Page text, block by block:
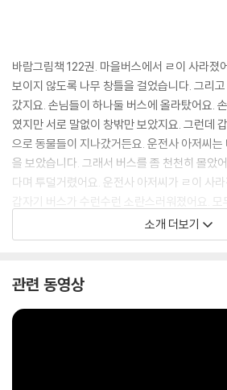
바람그림책 122권. 마을버스에서 ㄹ이 사라졌
보이지 않도록 나무 창틀을 걸었습니다. 그리
갔지요. 손님들이 하나둘 버스에 올라탔어요.
였지만 서로 말없이 창밖만 보았지요. 그런데
으로 동물들이 지나갔거든요. 운전사 아저씨
을 보았습니다. 그래서 버스를 좀 천천히 몰았
다며 투덜거렸어요. 운전사 아저씨가 ㄹ이 사
갑자기 버스가 수런수런 소란스러워졌어요.
소개 더보기
관련 동영상